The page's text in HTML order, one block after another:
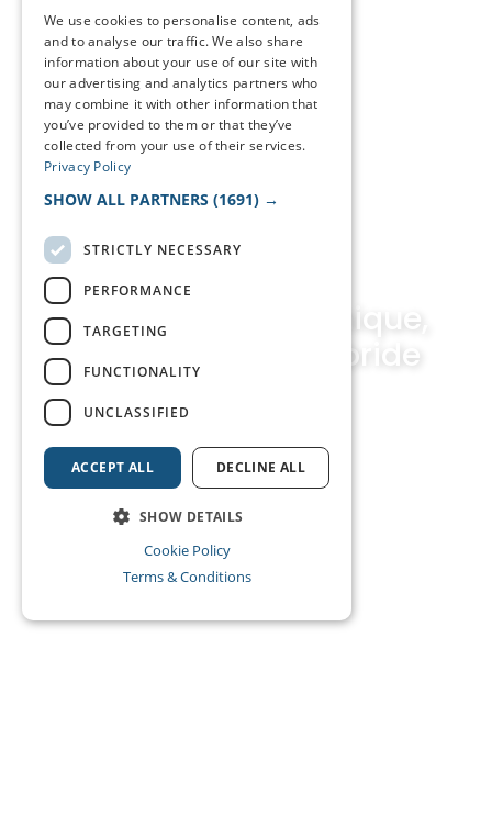
Coordination technique,
audiovisuelle et hybride
We use cookies to personalise content, ads
and to analyse our traffic. We also share
information about your use of our site with
our advertising and analytics partners who
may combine it with other information that
you’ve provided to them or that they’ve
collected from your use of their services.
Privacy Policy
SHOW ALL PARTNERS (1691) →
STRICTLY NECESSARY
PERFORMANCE
TARGETING
FUNCTIONALITY
UNCLASSIFIED
ACCEPT ALL DECLINE ALL
SHOW DETAILS
Cookie Policy
Terms & Conditions